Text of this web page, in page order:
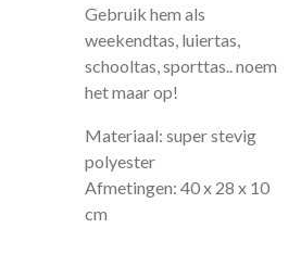
Gebruik hem als
weekendtas, luiertas,
schooltas, sporttas.. noem
het maar op!
Materiaal: super stevig
polyester
Afmetingen: 40 x 28 x 10
cm